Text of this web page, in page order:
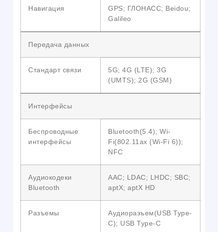
Навигация
GPS; ГЛОНАСС; Beidou;
Galileo
Передача данных
Стандарт связи
5G; 4G (LTE); 3G
(UMTS); 2G (GSM)
Интерфейсы
Беспроводные
интерфейсы
Bluetooth(5.4); Wi-
Fi(802.11ax (Wi-Fi 6));
NFC
Аудиокодеки
Bluetooth
AAC; LDAC; LHDC; SBC;
aptX; aptX HD
Разъемы
Аудиоразъем(USB Type-
C); USB Type-C